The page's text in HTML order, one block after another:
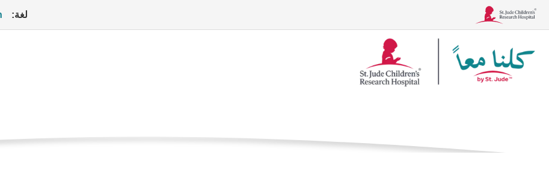
لغة:
فقر الدم اللاتنسجي
الحاليه